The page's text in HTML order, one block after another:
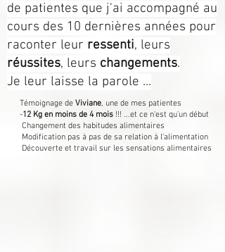
de patientes que j'ai accompagné au
cours des 10 dernières années pour
raconter leur ressenti, leurs
réussites, leurs changements.
Je leur laisse la parole ...
Témoignage de Viviane, une de mes patientes
-12 Kg en moins de 4 mois !!! ...et ce n'est qu'un début
Changement des habitudes alimentaires
Modification pas à pas de sa relation à l'alimentation
Découverte et travail sur les sensations alimentaires